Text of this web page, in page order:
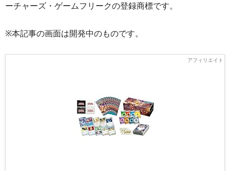
ーチャーズ・ゲームフリークの登録商標です。
※本記事の画面は開発中のものです。